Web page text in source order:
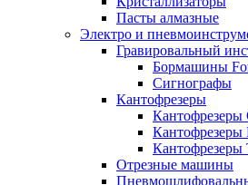
Пасты алмазные
Электро и
Гравировальный
Бормашины
Сигнографы
Кантофрезеры
Кантофрезеры
Кантофрезеры
Отрезные машины